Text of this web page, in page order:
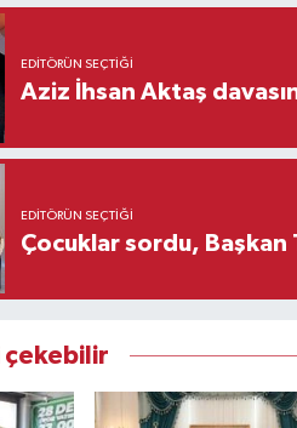
EDITÖRÜN SEÇTIĞI
Aziz İhsan Aktaş
EDITÖRÜN SEÇTIĞI
Çocuklar sordu, Başkan
çekebilir